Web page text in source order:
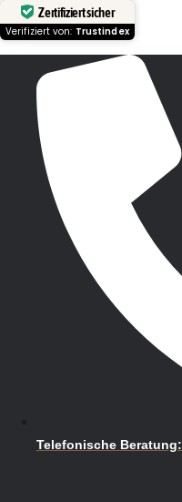
Zertifiziert sicher
Verifiziert von: Trustindex
Telefonische Beratung: